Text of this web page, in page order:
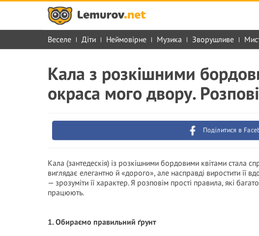
Веселе Діти Неймовірне Музика Зворушливе
Кала з розкішними
окраса мого двору.
Поділитися в
Кала (зантедескія) із розкішними бордовими квітами стала
виглядає елегантно й «дорого», але насправді виростити її
— зрозуміти її характер. Я розповім прості правила, які
працюють.
1. Обираємо правильний ґрунт